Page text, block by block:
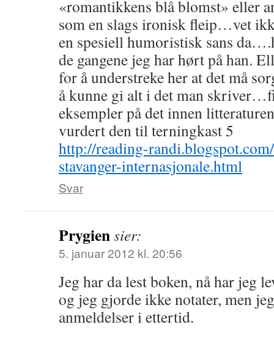
«romantikkens blå blomst» eller
som en slags ironisk fleip…vet
en spesiell humoristisk sans
de gangene jeg har hørt på han.
for å understreke her at det må
å kunne gi alt i det man
eksempler på det innen
vurdert den til terningkast 5
http://reading-
stavanger-internasjonale.html
Svar
Prygiensier:
5. januar 2012 kl. 20:56
Jeg har da lest boken, nå har jeg
og jeg gjorde ikke notater, men
anmeldelser i ettertid.